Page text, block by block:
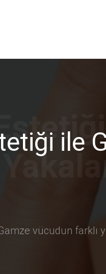
ile
vücudun farklı